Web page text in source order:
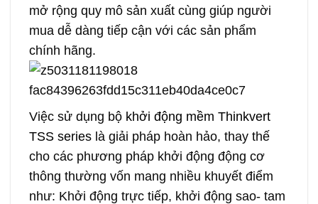
mở rộng quy mô sản xuất cùng giúp người
mua dễ dàng tiếp cận với các sản phẩm
chính hãng.
Việc sử dụng bộ khởi động mềm Thinkvert
TSS series là giải pháp hoàn hảo, thay thế
cho các phương pháp khởi động động cơ
thông thường vốn mang nhiều khuyết điểm
như: Khởi động trực tiếp, khởi động sao- tam